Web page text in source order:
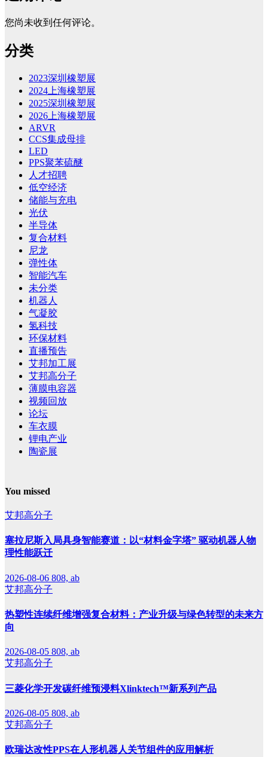
您尚未收到任何评论。
分类
2023深圳橡塑展
2024上海橡塑展
2025深圳橡塑展
2026上海橡塑展
ARVR
CCS集成母排
LED
PPS聚苯硫醚
人才招聘
低空经济
储能与充电
光伏
半导体
复合材料
尼龙
弹性体
智能汽车
未分类
机器人
气凝胶
氢科技
环保材料
直播预告
艾邦加工展
艾邦高分子
薄膜电容器
视频回放
论坛
车衣膜
锂电产业
陶瓷展
You missed
艾邦高分子
塞拉尼斯入局具身智能赛道：以“材料金字塔” 驱动机器人物
理性能跃迁
2026-08-06 808, ab
艾邦高分子
热塑性连续纤维增强复合材料：产业升级与绿色转型的未来方
向
2026-08-05 808, ab
艾邦高分子
三菱化学开发碳纤维预浸料Xlinktech™新系列产品
2026-08-05 808, ab
艾邦高分子
欧瑞达改性PPS在人形机器人关节组件的应用解析